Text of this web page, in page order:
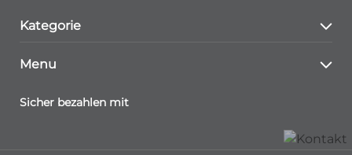
Kategorie
Neuheiten
Menu
Kontakt
Sicher bezahlen mit